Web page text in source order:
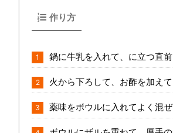
作り方
鍋に牛乳を入れて、に立つ直
火から下ろして、お酢を加え
薬味をボウルに入れてよく混ぜ